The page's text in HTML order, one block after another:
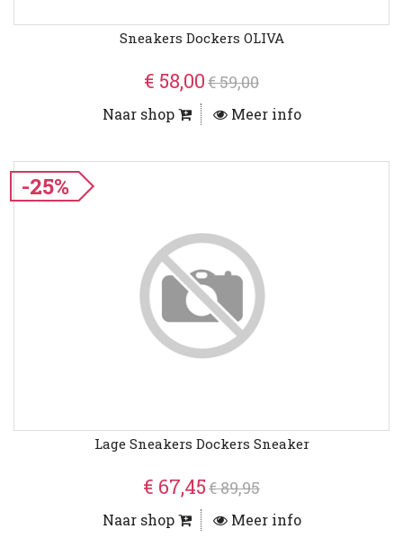
Sneakers Dockers OLIVA
€ 58,00€ 59,00
Naar shop Meer info
-25%
Lage Sneakers Dockers Sneaker
€ 67,45€ 89,95
Naar shop Meer info